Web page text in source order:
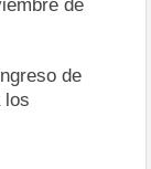
de
de
los